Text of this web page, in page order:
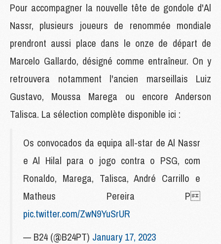
Pour accompagner la nouvelle tête de gondole d'Al
Nassr, plusieurs joueurs de renommée mondiale
prendront aussi place dans le onze de départ de
Marcelo Gallardo, désigné comme entraîneur. On y
retrouvera notamment l'ancien marseillais Luiz
Gustavo, Moussa Marega ou encore Anderson
Talisca. La sélection complète disponible ici :
Os convocados da equipa all-star de Al Nassr
e Al Hilal para o jogo contra o PSG, com
Ronaldo, Marega, Talisca, André Carrillo e
Matheus Pereira P
pic.twitter.com/ZwN9YuSrUR
— B24 (@B24PT) January 17, 2023